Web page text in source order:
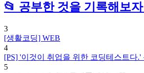
📂 공부한 것을 기록해보
3
[생활코딩] WEB
4
[PS] '이것이 취업을 위한 코딩테스트다.'
5